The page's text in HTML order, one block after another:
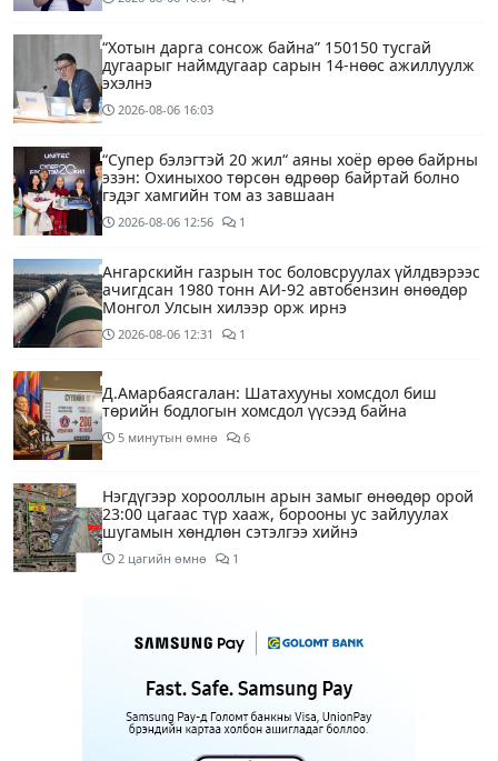
“Хотын дарга сонсож байна” 150150 тусгай
дугаарыг наймдугаар сарын 14-нөөс ажиллуулж
эхэлнэ
2026-08-06 16:03
“Супер бэлэгтэй 20 жил“ аяны хоёр өрөө байрны
эзэн: Охиныхоо төрсөн өдрөөр байртай болно
гэдэг хамгийн том аз завшаан
2026-08-06 12:56 1
Ангарскийн газрын тос боловсруулах үйлдвэрээс
ачигдсан 1980 тонн АИ-92 автобензин өнөөдөр
Монгол Улсын хилээр орж ирнэ
2026-08-06 12:31 1
Д.Амарбаясгалан: Шатахууны хомсдол биш
төрийн бодлогын хомсдол үүсээд байна
5 минутын өмнө 6
Нэгдүгээр хорооллын арын замыг өнөөдөр орой
23:00 цагаас түр хааж, борооны ус зайлуулах
шугамын хөндлөн сэтэлгээ хийнэ
2 цагийн өмнө 1
байгуулна
Өнөөдөр тэгш тоогоор төгссөн автомашинтай